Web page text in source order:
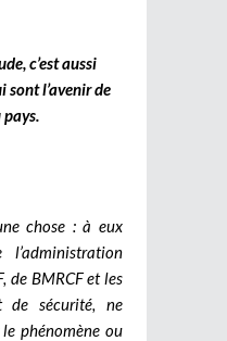
c’est aussi
sont l’avenir de
chose : à eux
de BMRCF et les
de sécurité, ne
phénomène ou